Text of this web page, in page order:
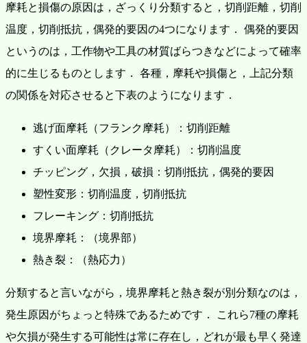
摩耗と損傷の原因は，ざっくり分類すると，切削距離，切削
温度，切削抵抗，偶発的要因の4つになります．
偶発的要因
というのは，工作物や工具の材質ばらつきなどによって確率
的に生じるものとします．
各種，摩耗や損傷と，上記分類
の関係を対応させると下表のようになります．
逃げ面摩耗（フランク摩耗）：切削距離
すくい面摩耗（クレータ摩耗）：切削温度
チッピング，欠損，破損：切削抵抗，偶発的要因
塑性変形：切削温度，切削抵抗
フレーキング：切削抵抗
境界摩耗：（境界部）
熱き裂：（熱応力）
分類すると言いながら，境界摩耗と熱き裂が別分類なのは，
発生原因がちょっと特殊であるためです．
これら7種の摩耗
や欠損が発生する可能性は常に存在し，どれが最も早く発達